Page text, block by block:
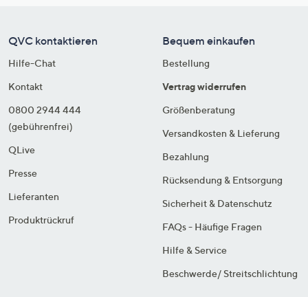
QVC kontaktieren
Hilfe-Chat
Kontakt
0800 2944 444
(gebührenfrei)
QLive
Presse
Lieferanten
Produktrückruf
Bequem einkaufen
Bestellung
Vertrag widerrufen
Größenberatung
Versandkosten & Lieferung
Bezahlung
Rücksendung & Entsorgung
Sicherheit & Datenschutz
FAQs - Häufige Fragen
Hilfe & Service
Beschwerde/ Streitschlichtung